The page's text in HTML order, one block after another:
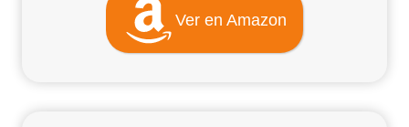
Ver en Amazon